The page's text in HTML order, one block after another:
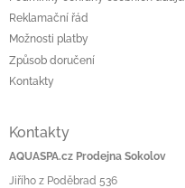
Reklamační řád
Možnosti platby
Způsob doručení
Kontakty
Kontakty
AQUASPA.cz Prodejna Sokolov
Jiřího z Poděbrad 536